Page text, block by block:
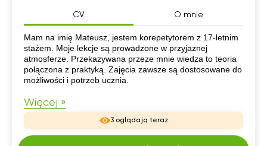
CV O mnie
CV
Mam na imię Mateusz, jestem korepetytorem z 17-letnim
stażem. Moje lekcje są prowadzone w przyjaznej
atmosferze. Przekazywana przeze mnie wiedza to teoria
połączona z praktyką. Zajęcia zawsze są dostosowane do
możliwości i potrzeb ucznia.
Więcej »
3 oglądają teraz